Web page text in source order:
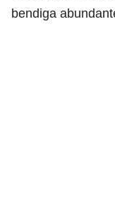
bendiga